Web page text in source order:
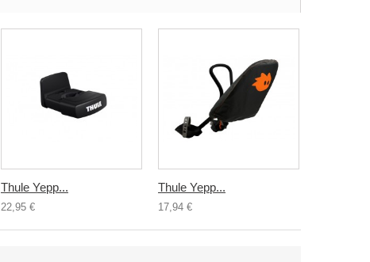
Thule Yepp...
22,95 €
Thule Yepp...
17,94 €